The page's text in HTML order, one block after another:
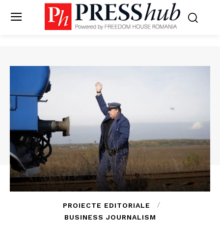
PROIECTE EDITORIALE
BUSINESS JOURNALISM